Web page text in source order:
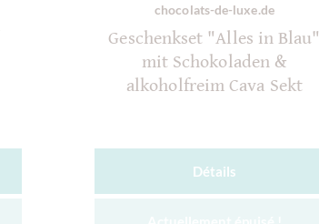
chocolats-de-luxe.de
Geschenkset "Alles in Blau"
mit Schokoladen &
alkoholfreim Cava Sekt
Détails